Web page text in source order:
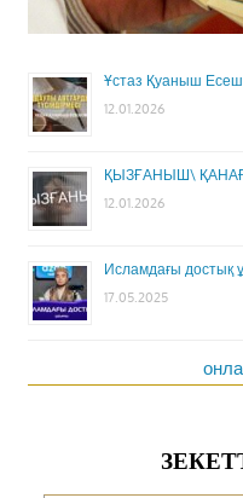
Ұстаз Қуаныш
12.01.2026
ҚЫЗҒАНЫШ\
12.01.2026
Исламдағы достық
17.05.2025